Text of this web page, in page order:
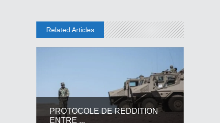
Related Articles
PROTOCOLE DE REDDITION
ENTRE ...